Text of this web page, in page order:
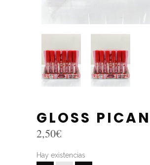
GLOSS
2,50€
Hay existencias